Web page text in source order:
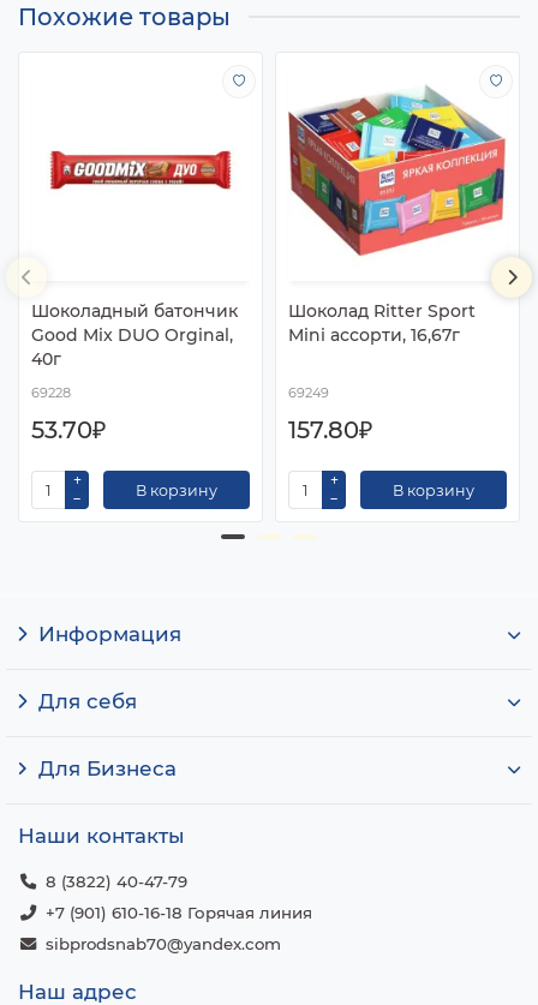
Похожие товары
Шоколадный батончик
Good Mix DUO Orginal,
40г
69228
53.70₽
В корзину
Шоколад Ritter Sport
Mini ассорти, 16,67г
69249
157.80₽
В корзину
Информация
Для себя
Для Бизнеса
Наши контакты
8 (3822) 40-47-79
+7 (901) 610-16-18 Горячая линия
sibprodsnab70@yandex.com
Наш адрес